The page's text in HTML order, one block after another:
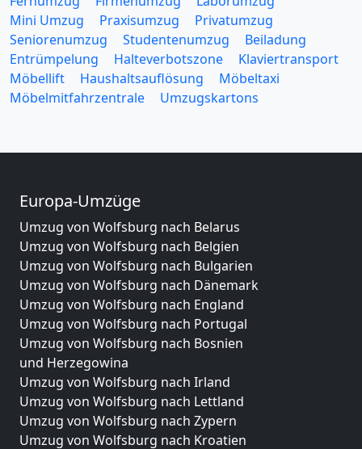
Mini Umzug
Praxisumzug
Privatumzug
Seniorenumzug
Studentenumzug
Beiladung
Entrümpelung
Halteverbotszone
Klaviertransport
Möbellift
Haushaltsauflösung
Möbeltaxi
Möbelmitfahrzentrale
Umzugskartons
Europa-Umzüge
Umzug von Wolfsburg nach Belarus
Umzug von Wolfsburg nach Belgien
Umzug von Wolfsburg nach Bulgarien
Umzug von Wolfsburg nach Dänemark
Umzug von Wolfsburg nach England
Umzug von Wolfsburg nach Portugal
Umzug von Wolfsburg nach Bosnien
und Herzegowina
Umzug von Wolfsburg nach Irland
Umzug von Wolfsburg nach Lettland
Umzug von Wolfsburg nach Zypern
Umzug von Wolfsburg nach Kroatien